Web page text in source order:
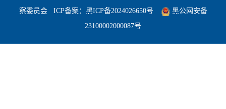
察委员会ICP备案： 黑ICP备2024026650号
黑公网安备
23100002000087号